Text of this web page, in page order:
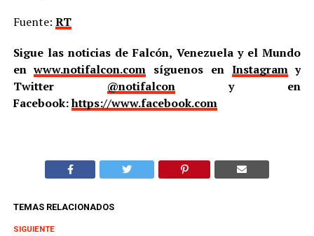
Fuente: RT
Sigue las noticias de Falcón, Venezuela y el Mundo
enwww.notifalcon.com síguenos en Instagramy
Twitter @notifalcony en
Facebook:https://www.facebook.com
TEMAS RELACIONADOS
SIGUIENTE